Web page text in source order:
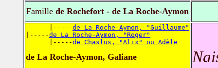
Famille de Rochefort - de La Roche-Aymon
      |-----
de La Roche-Aymon, "Guillaume"
|-----de La Roche-Aymon, "Roger"
      |-----
de Chaslus, "Alix" ou Adèle
de La Roche-Aymon, Galiane